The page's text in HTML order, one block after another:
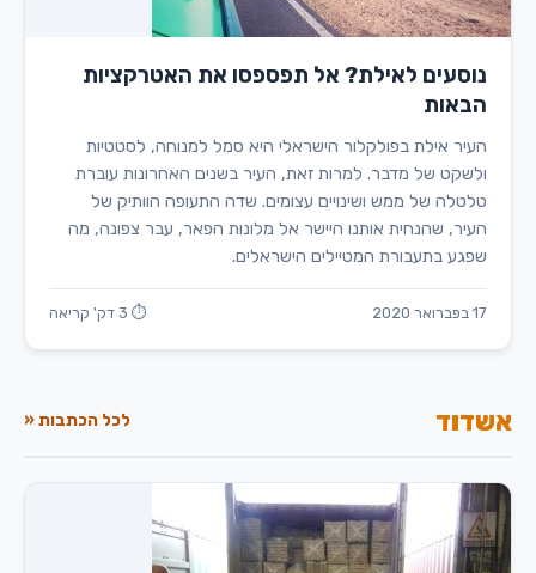
נוסעים לאילת? אל תפספסו את האטרקציות
הבאות
העיר אילת בפולקלור הישראלי היא סמל למנוחה, לסטטיות
ולשקט של מדבר. למרות זאת, העיר בשנים האחרונות עוברת
טלטלה של ממש ושינויים עצומים. שדה התעופה הוותיק של
העיר, שהנחית אותנו היישר אל מלונות הפאר, עבר צפונה, מה
שפגע בתעבורת המטיילים הישראלים.
17 בפברואר 2020 ⏱ 3 דק' קריאה
אשדוד לכל הכתבות «